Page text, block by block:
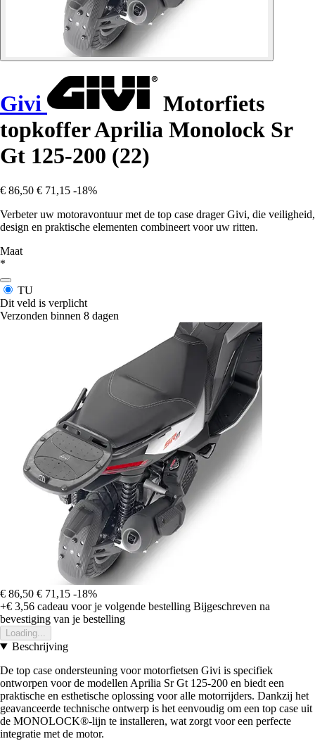
Givi
Motorfiets
topkoffer Aprilia Monolock Sr
Gt 125-200 (22)
€ 86,50 € 71,15 -18%
Verbeter uw motoravontuur met de top case drager Givi, die veiligheid,
design en praktische elementen combineert voor uw ritten.
Maat
*
TU
Dit veld is verplicht
Verzonden binnen 8 dagen
€ 86,50 € 71,15 -18%
+€ 3,56 cadeau voor je volgende bestelling Bijgeschreven na
bevestiging van je bestelling
Loading...
Beschrijving
De top case ondersteuning voor motorfietsen Givi is specifiek
ontworpen voor de modellen Aprilia Sr Gt 125-200 en biedt een
praktische en esthetische oplossing voor alle motorrijders. Dankzij het
geavanceerde technische ontwerp is het eenvoudig om een top case uit
de MONOLOCK®-lijn te installeren, wat zorgt voor een perfecte
integratie met de motor.